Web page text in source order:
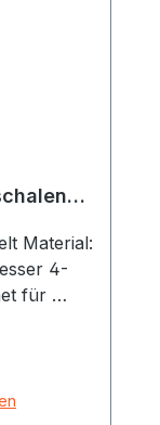
Material:
für
um